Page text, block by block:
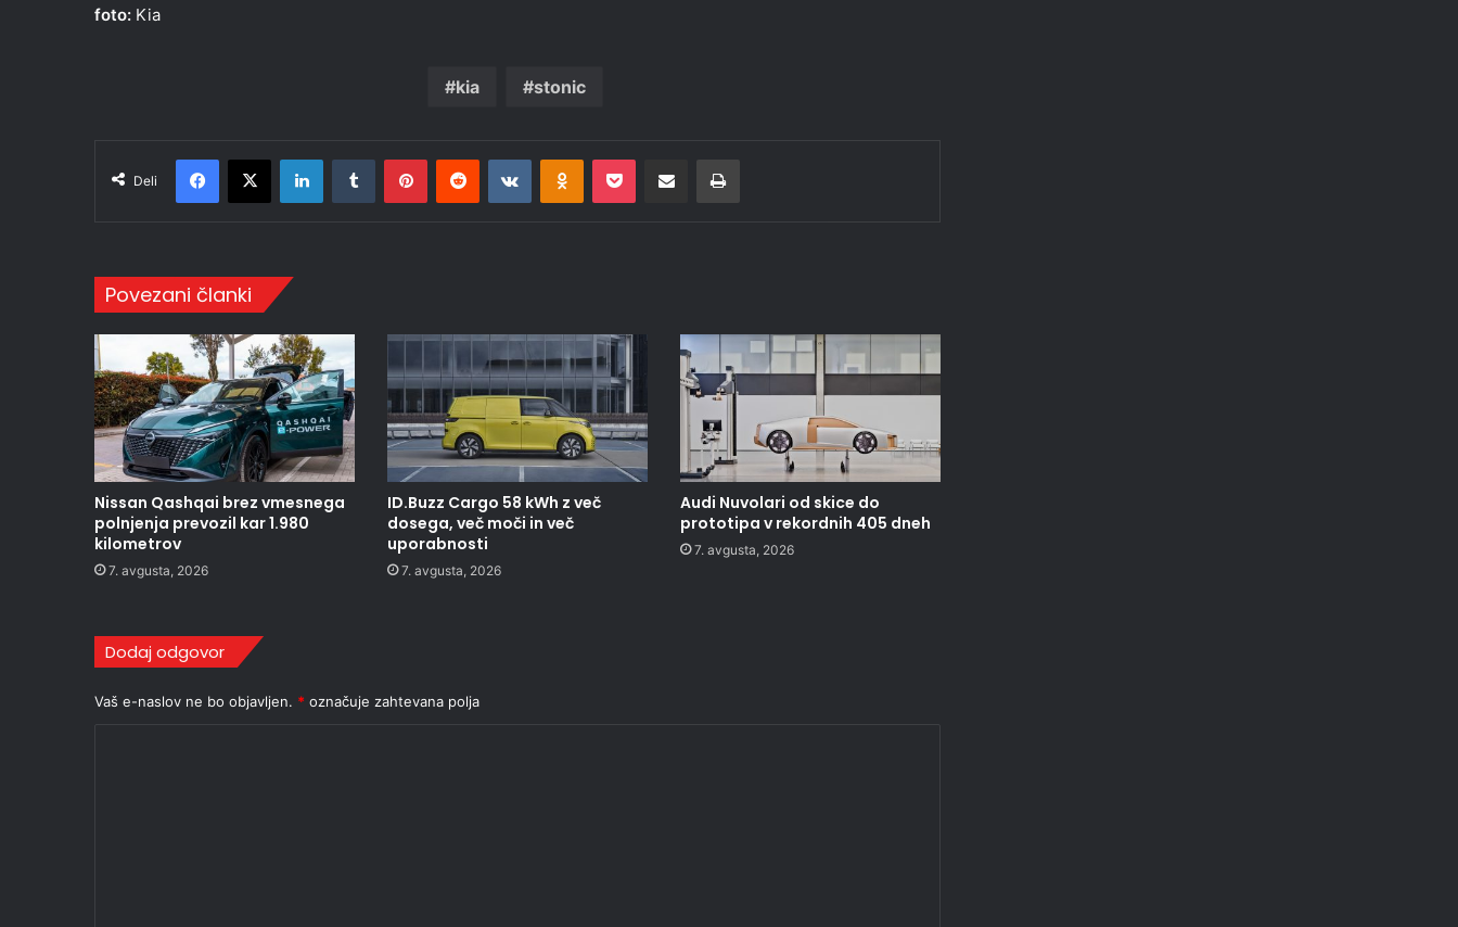
foto: Kia
kia stonic
Deli
Facebook
X LinkedInTumblr PinterestReddit VKontakteOdnoklassniki
Pocket Deli po epošti Natisni
Povezani članki
Nissan Qashqai brez vmesnega
polnjenja prevozil kar 1.980
kilometrov
7. avgusta, 2026
ID.Buzz Cargo 58 kWh z več
dosega, več moči in več
uporabnosti
7. avgusta, 2026
Audi Nuvolari od skice do
prototipa v rekordnih 405 dneh
7. avgusta, 2026
Dodaj odgovor
Vaš e-naslov ne bo objavljen. * označuje zahtevana polja